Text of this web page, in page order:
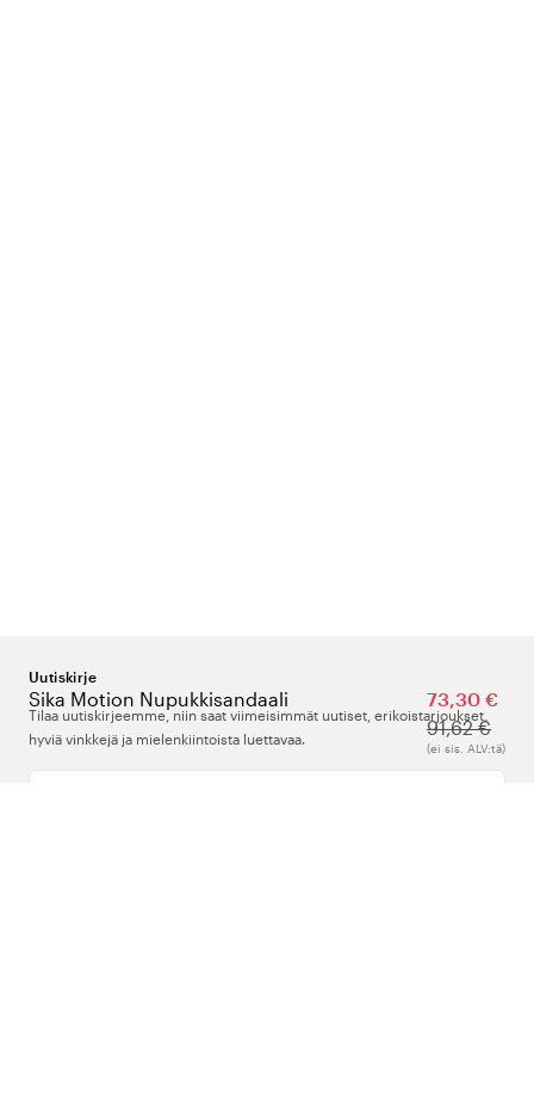
Sika Motion Nupukkisandaali
73,30 €
91,62 €
(ei sis. ALV:tä)
Uutiskirje
Tilaa uutiskirjeemme, niin saat viimeisimmät uutiset, erikoistarjoukset,
hyviä vinkkejä ja mielenkiintoista luettavaa.
Kirjoita sähköpostiosoitteesi